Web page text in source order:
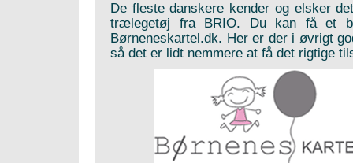
De fleste danskere kender og elsker
trælegetøj fra BRIO. Du kan få et
Børneneskartel.dk. Her er der i øvrigt
så det er lidt nemmere at få det rigtige